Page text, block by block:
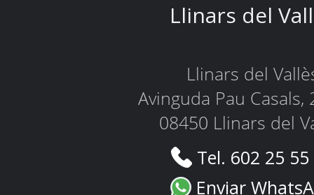
Llinars del
Llinars del
Avinguda Pau Casals,
08450 Llinars del
Tel. 602 25
Enviar